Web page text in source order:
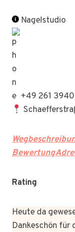
Nagelstudio
+49 261
Rating
Heute da
Dankeschön für